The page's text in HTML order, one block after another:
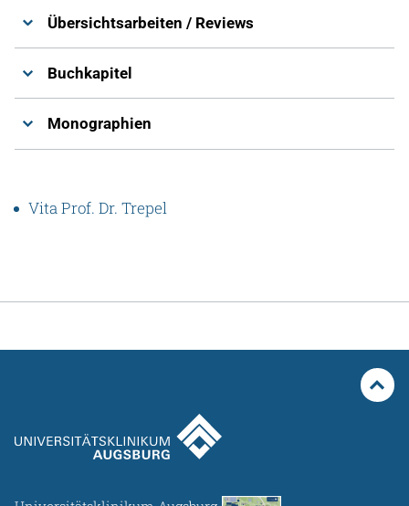
Anreise
Übersichtsarbeiten / Reviews
Buchkapitel
Monographien
Vita Prof. Dr. Trepel